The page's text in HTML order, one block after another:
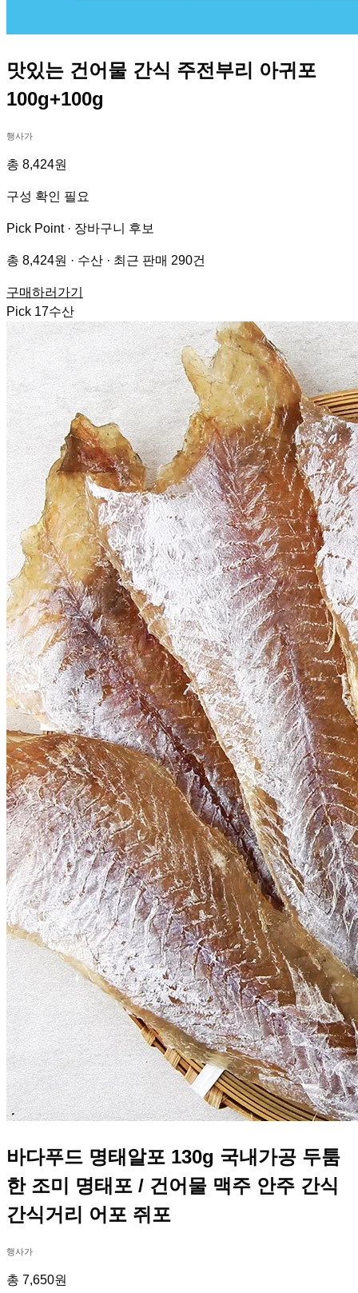
맛있는 건어물 간식 주전부리 아귀포
100g+100g
행사가
총 8,424원
구성 확인 필요
Pick Point · 장바구니 후보
총 8,424원 · 수산 · 최근 판매 290건
구매하러가기
Pick 17수산
바다푸드 명태알포 130g 국내가공 두툼
한 조미 명태포 / 건어물 맥주 안주 간식
간식거리 어포 쥐포
행사가
총 7,650원